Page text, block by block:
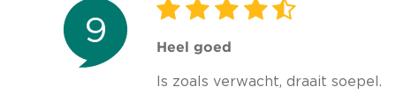
9 Heel goed
Is zoals verwacht, draait soepel.